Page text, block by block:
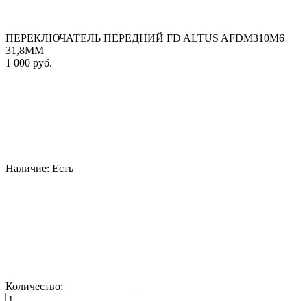
ПЕРЕКЛЮЧАТЕЛЬ ПЕРЕДНИЙ FD ALTUS AFDM310M6
31,8MM
1 000 руб.
Наличие: Есть
Количество: